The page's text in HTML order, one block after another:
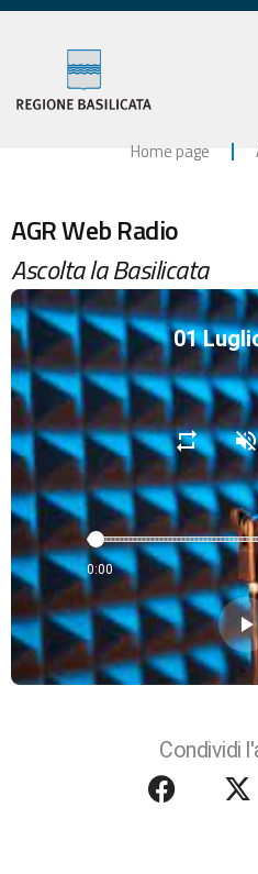
Home page
AGR Web Radio
Ascolta la Basilicata
01
repeat volume_off
0:00
play_arrow
Condividi